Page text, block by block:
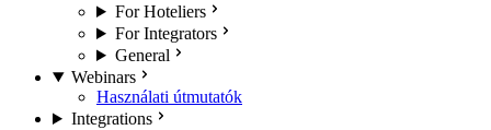
For Hoteliers
For Integrators
General
Webinars
Használati útmutatók
Integrations